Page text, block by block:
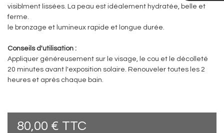
visiblment lissées. La peau est idéalement hydratée, belle et
ferme.
le bronzage et lumineux rapide et longue durée.
Conseils d'utilisation :
Appliquer généreusement sur le visage, le cou et le décolleté
20 minutes avant l'exposition solaire. Renouveler toutes les 2
heures et après chaque bain.
80,00 € TTC